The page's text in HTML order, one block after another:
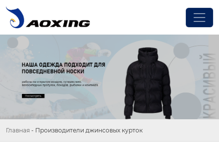
Главная - Производители джинсовых курток